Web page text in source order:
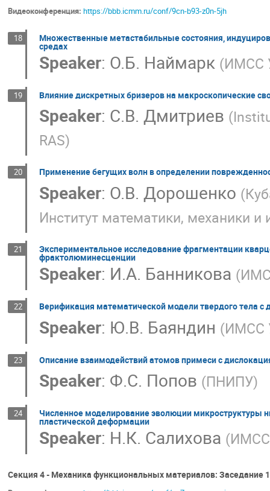
Видеоконференция: https://bbb.icmm.ru/conf/9cn-b93-z0n-5jh
18 Множественные метастабильные состояния,
средах
Speaker: О.Б. Наймарк (ИМСС
19 Влияние дискретных бризеров на макроскопические
Speaker: С.В. Дмитриев (
RAS)
20 Применение бегущих волн в определении
Speaker: О.В. Дорошенко (
Институт математики, механики
21 Экспериментальное исследование фрагментации
фрактолюминесценции
Speaker: И.А. Банникова (
22 Верификация математической модели твердого тела
Speaker: Ю.В. Баяндин (ИМСС
23 Описание взаимодействий атомов примеси с
Speaker: Ф.С. Попов (ПНИПУ)
24 Численное моделирование эволюции микроструктуры
пластической деформации
Speaker: Н.К. Салихова (ИМСС
Секция 4 - Механика функциональных материалов: Заседание 1